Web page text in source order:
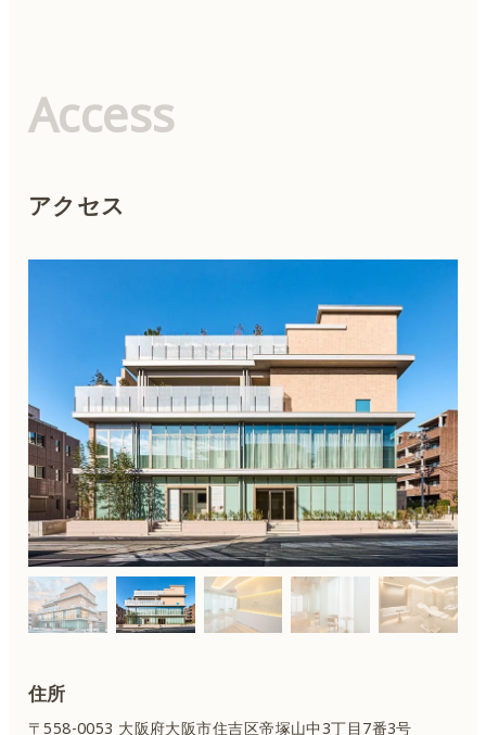
ンAccess
アクセス
住所
〒558-0053 大阪府大阪市住吉区帝塚山中3丁目7番3号